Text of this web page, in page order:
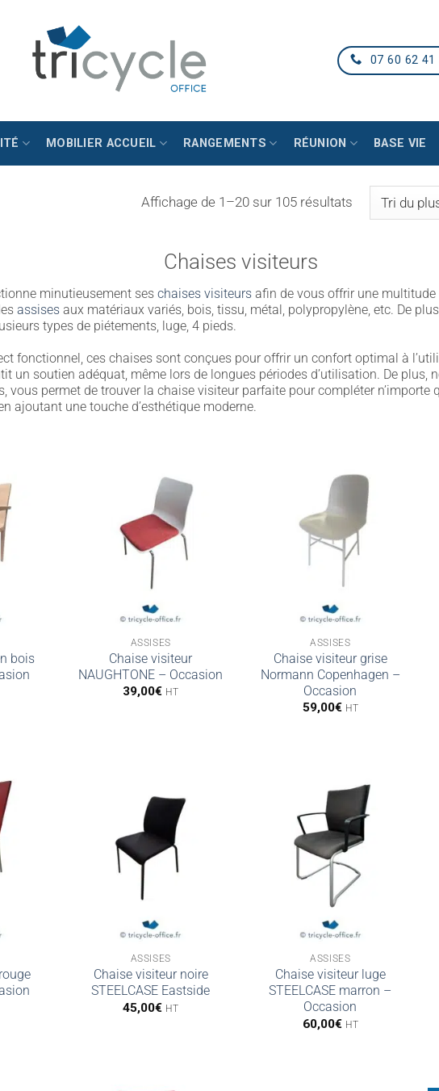
07 60 62 41
MOBILIER ACCUEIL RANGEMENTS RÉUNION BASE VIE
Affichage de 1–20 sur 105 résultatsTrié
au
plus
Chaises visiteurs
minutieusement ses chaises visiteurs afin de vous offrir une multitude
assises aux matériaux variés, bois, tissu, métal, polypropylène, etc. De
types de piétements, luge, 4 pieds.
fonctionnel, ces chaises sont conçues pour offrir un confort optimal à
un soutien adéquat, même lors de longues périodes d’utilisation. De plus,
vous permet de trouver la chaise visiteur parfaite pour compléter n’importe
ajoutant une touche d’esthétique moderne.
bois
ASSISES
Chaise visiteur
NAUGHTONE – Occasion
39,00€ HT
ASSISES
Chaise visiteur grise
Normann Copenhagen –
Occasion
59,00€ HT
ASSISES
Chaise visiteur noire
STEELCASE Eastside
45,00€ HT
ASSISES
Chaise visiteur luge
STEELCASE marron –
Occasion
60,00€ HT